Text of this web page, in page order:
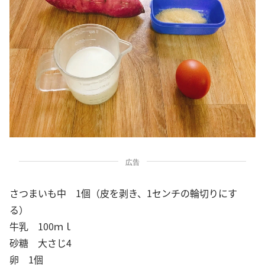
広告
さつまいも中 1個（皮を剥き、1センチの輪切りにす
る）
牛乳 100ｍｌ
砂糖 大さじ4
卵 1個